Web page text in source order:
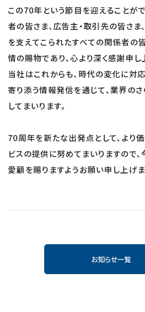
この70年という節目を迎えることが
者の皆さま、広告主・取引先の皆さま
を支えてこられたすべての関係者の
情の賜物であり、心より深く感謝申し
当社はこれからも、時代の変化に対
寄り添う情報発信を通じて、業界の
してまいります。
70周年を新たな出発点として、より
ビスの提供に努めてまいりますので、
愛顧を賜りますようお願い申し上げま
お知らせ一覧